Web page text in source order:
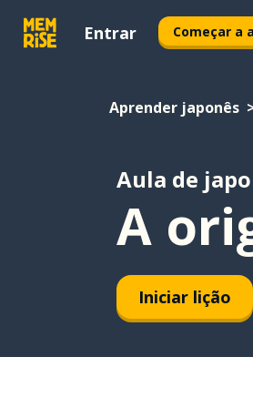
Entrar Começar a
Aprender japonês
Aula de
A
Iniciar lição